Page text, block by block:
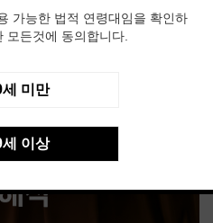
$6.90
가능한 법적 연령대임을 확인하
모든것에 동의합니다.
세 미만
세 이상